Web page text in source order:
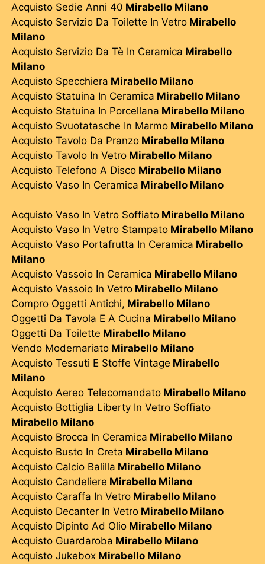
Acquisto Sedie Anni 40 Mirabello Milano
Acquisto Servizio Da Toilette In Vetro Mirabello
Milano
Acquisto Servizio Da Tè In Ceramica Mirabello
Milano
Acquisto Specchiera Mirabello Milano
Acquisto Statuina In Ceramica Mirabello Milano
Acquisto Statuina In Porcellana Mirabello Milano
Acquisto Svuotatasche In Marmo Mirabello Milano
Acquisto Tavolo Da Pranzo Mirabello Milano
Acquisto Tavolo In Vetro Mirabello Milano
Acquisto Telefono A Disco Mirabello Milano
Acquisto Vaso In Ceramica Mirabello Milano
Acquisto Vaso In Vetro Soffiato Mirabello Milano
Acquisto Vaso In Vetro Stampato Mirabello Milano
Acquisto Vaso Portafrutta In Ceramica Mirabello
Milano
Acquisto Vassoio In Ceramica Mirabello Milano
Acquisto Vassoio In Vetro Mirabello Milano
Compro Oggetti Antichi, Mirabello Milano
Oggetti Da Tavola E A Cucina Mirabello Milano
Oggetti Da Toilette Mirabello Milano
Vendo Modernariato Mirabello Milano
Acquisto Tessuti E Stoffe Vintage Mirabello
Milano
Acquisto Aereo Telecomandato Mirabello Milano
Acquisto Bottiglia Liberty In Vetro Soffiato
Mirabello Milano
Acquisto Brocca In Ceramica Mirabello Milano
Acquisto Busto In Creta Mirabello Milano
Acquisto Calcio Balilla Mirabello Milano
Acquisto Candeliere Mirabello Milano
Acquisto Caraffa In Vetro Mirabello Milano
Acquisto Decanter In Vetro Mirabello Milano
Acquisto Dipinto Ad Olio Mirabello Milano
Acquisto Guardaroba Mirabello Milano
Acquisto Jukebox Mirabello Milano